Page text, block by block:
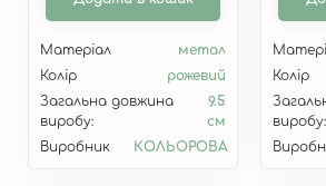
Матеріал
метал
Колір
рожевий
Загальна довжина
виробу:
9.5
см
Виробник
КОЛЬОРОВА
Колір
виробу: